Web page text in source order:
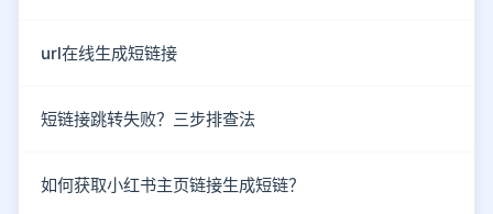
url在线生成短链接
短链接跳转失败？三步排查法
如何获取小红书主页链接生成短链？